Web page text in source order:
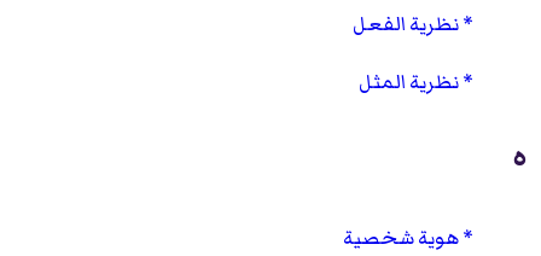
نظرية الفعل
نظرية المثل
ه
هوية شخصية